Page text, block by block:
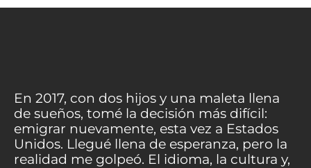
En 2017, con dos hijos y una maleta llena
de sueños, tomé la decisión más difícil:
emigrar nuevamente, esta vez a Estados
Unidos. Llegué llena de esperanza, pero la
realidad me golpeó. El idioma, la cultura y,